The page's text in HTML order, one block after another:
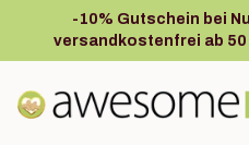
Zum Hauptinhalt springen
-10% Gutschein bei
versandkostenfrei ab 50
Awesome Nuts